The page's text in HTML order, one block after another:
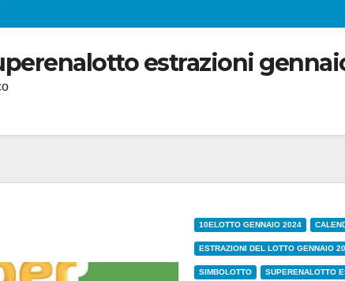
estrazioni
10ELOTTO GENNAIO 2024
ESTRAZIONI DEL LOTTO GENNAIO
SIMBOLOTTO SUPERENALOTTO